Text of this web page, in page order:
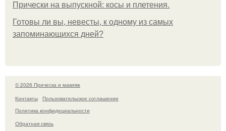
Прически на выпускной: косы и плетения.
Готовы ли вы, невесты, к одному из самых
запоминающихся дней?
© 2026 Прическа и макияж
Контакты
Пользовательское соглашение
Политика конфидециальности
Обратная связь